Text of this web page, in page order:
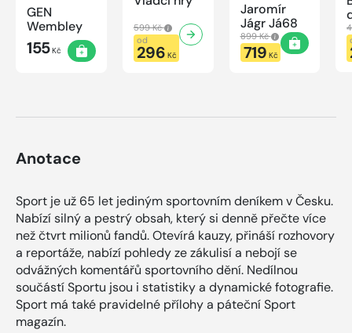
GEN
Wembley
155Kč
599 Kč
od
296 Kč
Jaromír
Jágr Já68
899 Kč
719 Kč
Anotace
Sport je už 65 let jediným sportovním deníkem v Česku.
Nabízí silný a pestrý obsah, který si denně přečte více
než čtvrt milionů fandů. Otevírá kauzy, přináší rozhovory
a reportáže, nabízí pohledy ze zákulisí a nebojí se
odvážných komentářů sportovního dění. Nedílnou
součástí Sportu jsou i statistiky a dynamické fotografie.
Sport má také pravidelné přílohy a páteční Sport
magazín.